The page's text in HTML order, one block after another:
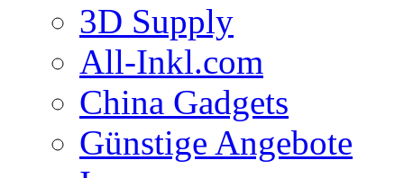
3D Supply
All-Inkl.com
China Gadgets
Günstige Angebote